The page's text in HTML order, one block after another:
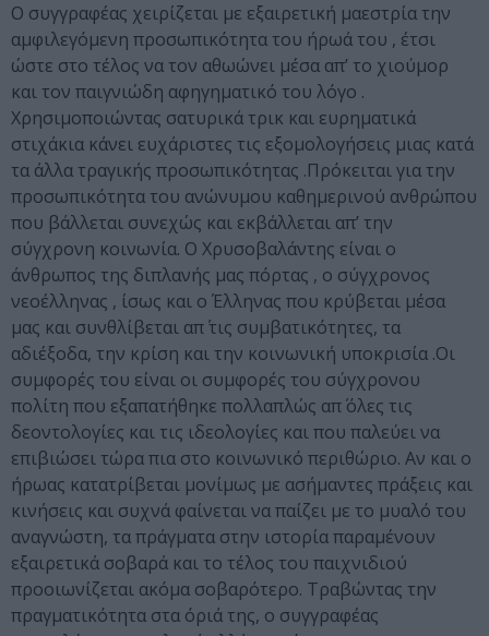
Ο συγγραφέας χειρίζεται με εξαιρετική μαεστρία την
αμφιλεγόμενη προσωπικότητα του ήρωά του , έτσι
ώστε στο τέλος να τον αθωώνει μέσα απ’ το χιούμορ
και τον παιγνιώδη αφηγηματικό του λόγο .
Χρησιμοποιώντας σατυρικά τρικ και ευρηματικά
στιχάκια κάνει ευχάριστες τις εξομολογήσεις μιας κατά
τα άλλα τραγικής προσωπικότητας .Πρόκειται για την
προσωπικότητα του ανώνυμου καθημερινού ανθρώπου
που βάλλεται συνεχώς και εκβάλλεται απ’ την
σύγχρονη κοινωνία. Ο Χρυσοβαλάντης είναι ο
άνθρωπος της διπλανής μας πόρτας , ο σύγχρονος
νεοέλληνας , ίσως και ο Έλληνας που κρύβεται μέσα
μας και συνθλίβεται απ΄ τις συμβατικότητες, τα
αδιέξοδα, την κρίση και την κοινωνική υποκρισία .Οι
συμφορές του είναι οι συμφορές του σύγχρονου
πολίτη που εξαπατήθηκε πολλαπλώς απ΄ όλες τις
δεοντολογίες και τις ιδεολογίες και που παλεύει να
επιβιώσει τώρα πια στο κοινωνικό περιθώριο. Αν και ο
ήρωας κατατρίβεται μονίμως με ασήμαντες πράξεις και
κινήσεις και συχνά φαίνεται να παίζει με το μυαλό του
αναγνώστη, τα πράγματα στην ιστορία παραμένουν
εξαιρετικά σοβαρά και το τέλος του παιχνιδιού
προοιωνίζεται ακόμα σοβαρότερο. Τραβώντας την
πραγματικότητα στα όριά της, ο συγγραφέας